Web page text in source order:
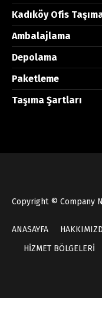
Kadıköy Ofis
Ambalajlama
Depolama
Paketleme
Taşıma Şartları
Copyright © Company
ANASAYFA
HİZMET BÖLGELERİ